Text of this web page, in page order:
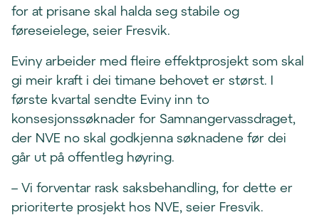
for at prisane skal halda seg stabile og
føreseielege, seier Fresvik.
Eviny arbeider med fleire effektprosjekt som skal
gi meir kraft i dei timane behovet er størst. I
første kvartal sendte Eviny inn to
konsesjonssøknader for Samnangervassdraget,
der NVE no skal godkjenna søknadene før dei
går ut på offentleg høyring.
– Vi forventar rask saksbehandling, for dette er
prioriterte prosjekt hos NVE, seier Fresvik.